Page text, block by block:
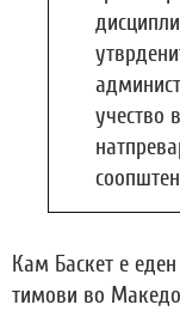
учество
Кам Баскет е
тимови во